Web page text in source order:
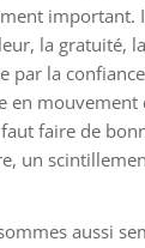
la gratuité,
la
faire de
un
aussi